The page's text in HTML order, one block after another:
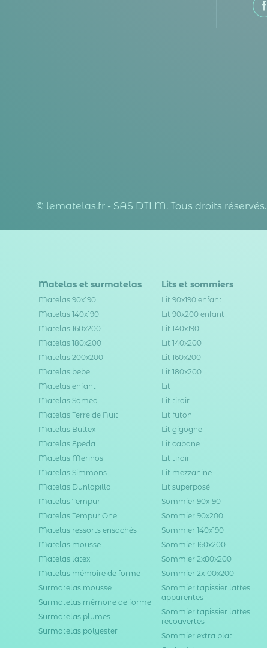
© lematelas.fr - SAS DTLM. Tous droits réservés.
Matelas et surmatelas
Matelas 90x190
Matelas 140x190
Matelas 160x200
Matelas 180x200
Matelas 200x200
Matelas bebe
Matelas enfant
Matelas Someo
Matelas Terre de Nuit
Matelas Bultex
Matelas Epeda
Matelas Merinos
Matelas Simmons
Matelas Dunlopillo
Matelas Tempur
Matelas Tempur One
Matelas ressorts ensachés
Matelas mousse
Matelas latex
Matelas mémoire de forme
Surmatelas mousse
Surmatelas mémoire de forme
Surmatelas plumes
Surmatelas polyester
Lits et sommiers
Lit 90x190 enfant
Lit 90x200 enfant
Lit 140x190
Lit 140x200
Lit 160x200
Lit 180x200
Lit
Lit tiroir
Lit futon
Lit gigogne
Lit cabane
Lit tiroir
Lit mezzanine
Lit superposé
Sommier 90x190
Sommier 90x200
Sommier 140x190
Sommier 160x200
Sommier 2x80x200
Sommier 2x100x200
Sommier tapissier lattes
apparentes
Sommier tapissier lattes
recouvertes
Sommier extra plat